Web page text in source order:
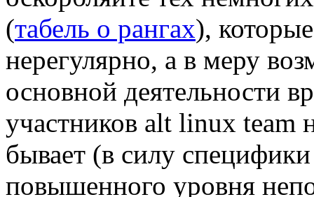
(табель о рангах),
нерегулярно, а в меру
основной деятельности
участников alt linux team
бывает (в силу
повышенного уровня